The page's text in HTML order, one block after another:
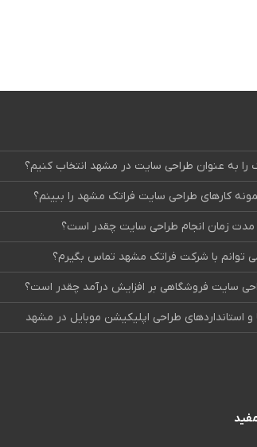
را به عنوان طراحی سایت در مشهد انتخاب کنیم؟
کارهای طراحی سایت فراتک مشهد را ببینم؟
مدت زمان انجام طراحی سایت چقدر است؟
توانم با شرکت فراتک مشهد تماس بگیرم؟
سایت فروشگاهی بر افزایش درآمد چقدر است؟
و استانداردهای طراحی اپلیکیشن موبایل در مشهد